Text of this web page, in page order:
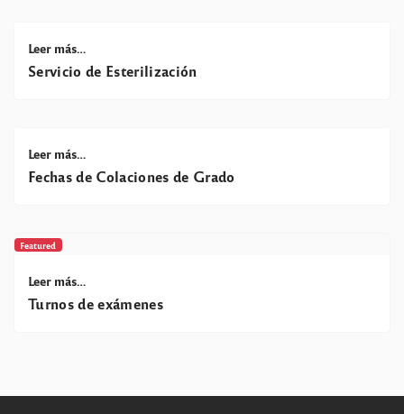
Servicio de Esterilización
Leer más…
Fechas de Colaciones de Grado
Leer más…
Featured
Turnos de exámenes
Leer más…